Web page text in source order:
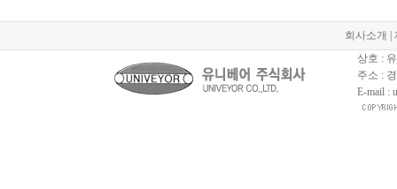
회사소개
상호 :
주소 :
E-mail :